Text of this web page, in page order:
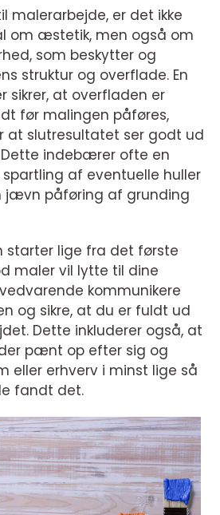
malerarbejde, er det ikke
om æstetik, men også om
som beskytter og
struktur og overflade. En
sikrer, at overfladen er
før malingen påføres,
at slutresultatet ser godt ud
indebærer ofte en
af eventuelle huller
jævn påføring af grunding
starter lige fra det første
maler vil lytte til dine
kommunikere
og sikre, at du er fuldt ud
Dette inkluderer også, at
pænt op efter sig og
eller erhverv i minst lige så
fandt det.